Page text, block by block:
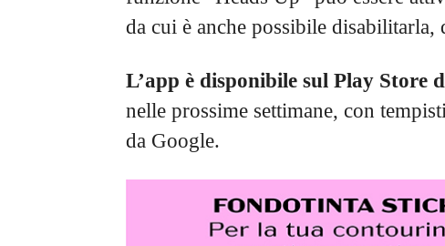
da cui è anche possibile
L’app è disponibile sul Play Store
nelle prossime settimane, con
da Google.